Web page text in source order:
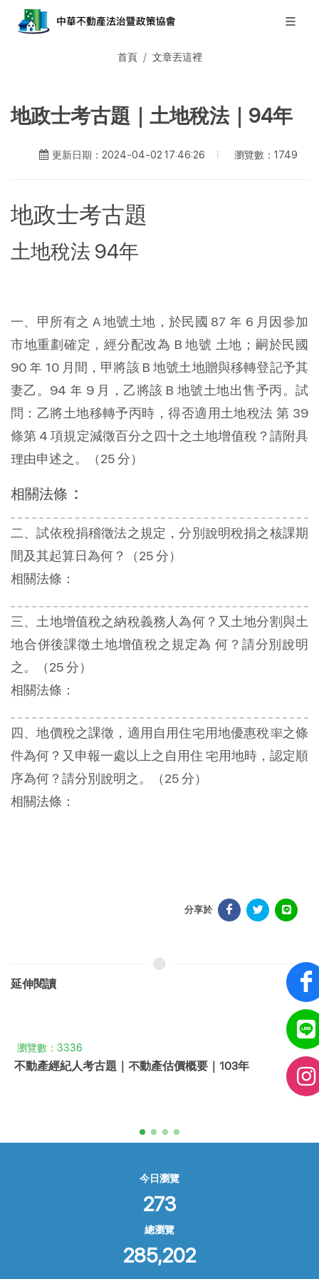
首頁 文章丟這裡
地政士考古題｜土地稅法｜94年
更新日期：2024-04-02 17:46:26 瀏覽數：1749
地政士考古題
土地稅法 94年
一、甲所有之 A 地號土地，於民國 87 年 6 月因參加
市地重劃確定，經分配改為 B 地號 土地；嗣於民國
90 年 10 月間，甲將該 B 地號土地贈與移轉登記予其
妻乙。94 年 9 月，乙將該 B 地號土地出售予丙。試
問：乙將土地移轉予丙時，得否適用土地稅法 第 39
條第 4 項規定減徵百分之四十之土地增值稅？請附具
理由申述之。（25 分）
相關法條 ：
二、試依稅捐稽徵法之規定，分別說明稅捐之核課期
間及其起算日為何？（25 分）
相關法條：
三、土地增值稅之納稅義務人為何？又土地分割與土
地合併後課徵土地增值稅之規定為 何？請分別說明
之。（25 分）
相關法條：
四、地價稅之課徵，適用自用住宅用地優惠稅率之條
件為何？又申報一處以上之自用住 宅用地時，認定順
序為何？請分別說明之。（25 分）
相關法條：
分享於
延伸閱讀
瀏覽數：3336
不動產經紀人考古題｜不動產估價概要｜103年
今日瀏覽
273
總瀏覽
285,202